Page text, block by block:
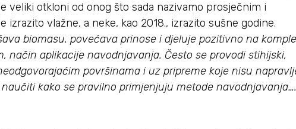
veliki otkloni od onog što sada nazivamo prosječnim i
izrazito vlažne, a neke, kao 2018., izrazito sušne godine.
biomasu, povećava prinose i djeluje pozitivno na
način aplikacije navodnjavanja. Često se provodi stihijski,
površinama i uz pripreme koje nisu
kako se pravilno primjenjuju metode navodnjavanja….